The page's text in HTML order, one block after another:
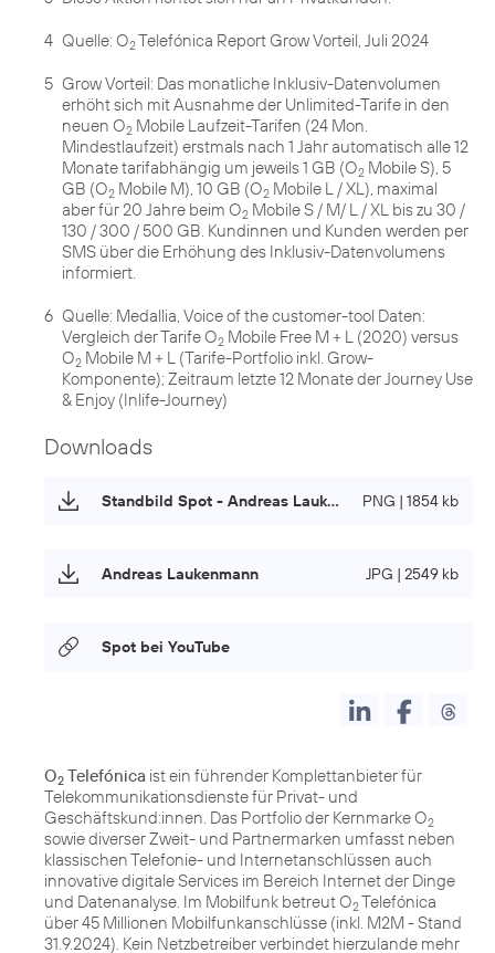
4 Quelle: O2Telefónica Report Grow Vorteil, Juli 2024
5 Grow Vorteil: Das monatliche Inklusiv-Datenvolumen
erhöht sich mit Ausnahme der Unlimited-Tarife in den
neuen O2 Mobile Laufzeit-Tarifen (24 Mon.
Mindestlaufzeit) erstmals nach 1 Jahr automatisch alle 12
Monate tarifabhängig um jeweils 1 GB (O2 Mobile S), 5
GB (O2 Mobile M), 10 GB (O2 Mobile L / XL), maximal
aber für 20 Jahre beim O2 Mobile S / M/ L / XL bis zu 30 /
130 / 300 / 500 GB. Kundinnen und Kunden werden per
SMS über die Erhöhung des Inklusiv-Datenvolumens
informiert.
6 Quelle: Medallia, Voice of the customer-tool Daten:
Vergleich der Tarife O2 Mobile Free M + L (2020) versus
O2 Mobile M + L (Tarife-Portfolio inkl. Grow-
Komponente); Zeitraum letzte 12 Monate der Journey Use
& Enjoy (Inlife-Journey)
Downloads
Standbild Spot - Andreas Laukenmann PNG | 1854 kb
Andreas Laukenmann JPG | 2549 kb
Spot bei YouTube
O2 Telefónica ist ein führender Komplettanbieter für
Telekommunikationsdienste für Privat- und
Geschäftskund:innen. Das Portfolio der Kernmarke O2
sowie diverser Zweit- und Partnermarken umfasst neben
klassischen Telefonie- und Internetanschlüssen auch
innovative digitale Services im Bereich Internet der Dinge
und Datenanalyse. Im Mobilfunk betreut O2Telefónica
über 45 Millionen Mobilfunkanschlüsse (inkl. M2M - Stand
31.9.2024). Kein Netzbetreiber verbindet hierzulande mehr